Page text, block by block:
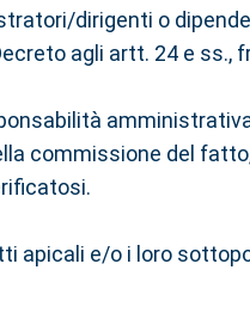
dirigenti o
agli artt. 24 e ss.,
amministrativa
commissione del
apicali e/o i loro